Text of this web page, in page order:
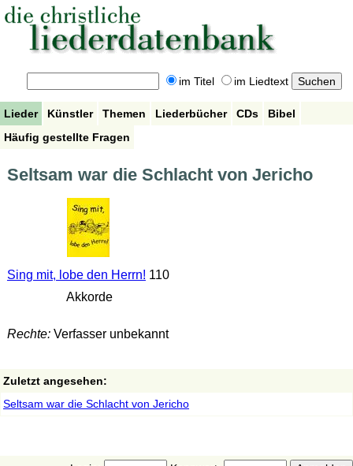
im Titel im Liedtext
Lieder Künstler Themen Liederbücher CDs
Bibel
Häufig gestellte Fragen
Seltsam war die Schlacht von Jericho
Sing mit, lobe den Herrn! 110
Akkorde
Rechte:Verfasser unbekannt
Zuletzt angesehen:
Seltsam war die Schlacht von Jericho